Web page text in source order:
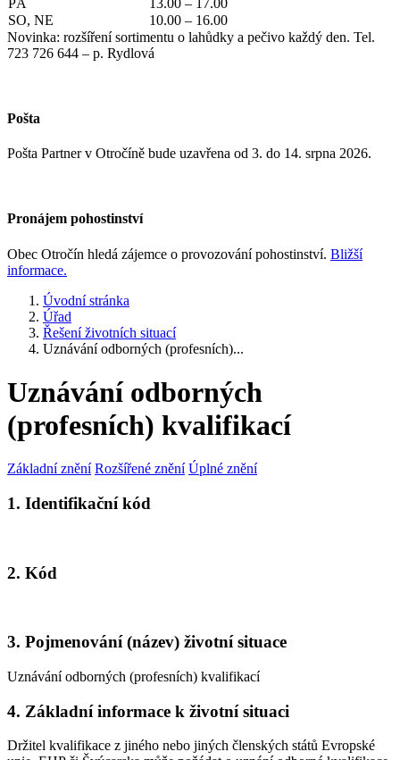
SO, NE
10.00 – 16.00
Novinka: rozšíření sortimentu o lahůdky a pečivo každý den. Tel.
723 726 644 – p. Rydlová
Pošta
Pošta Partner v Otročíně bude uzavřena od 3. do 14. srpna 2026.
Pronájem pohostinství
Obec Otročín hledá zájemce o provozování pohostinství. Bližší
informace.
Úvodní stránka
Úřad
Řešení životních situací
Uznávání odborných (profesních)...
Uznávání odborných
(profesních) kvalifikací
Základní znění Rozšířené znění Úplné znění
1. Identifikační kód
2. Kód
3. Pojmenování (název) životní situace
Uznávání odborných (profesních) kvalifikací
4. Základní informace k životní situaci
Držitel kvalifikace z jiného nebo jiných členských států Evropské